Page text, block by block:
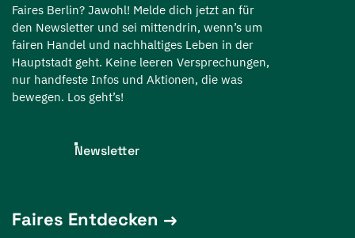
Faires Berlin? Jawohl! Melde dich jetzt an für
den Newsletter und sei mittendrin, wenn’s um
fairen Handel und nachhaltiges Leben in der
Hauptstadt geht. Keine leeren Versprechungen,
nur handfeste Infos und Aktionen, die was
bewegen. Los geht’s!
Newsletter
Faires Entdecken